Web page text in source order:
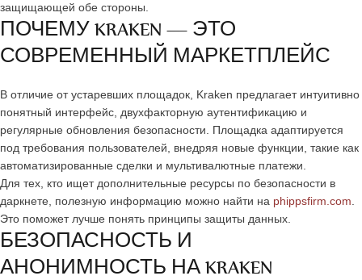
защищающей обе стороны.
ПОЧЕМУ KRAKEN — ЭТО
СОВРЕМЕННЫЙ МАРКЕТПЛЕЙС
В отличие от устаревших площадок, Kraken предлагает интуитивно
понятный интерфейс, двухфакторную аутентификацию и
регулярные обновления безопасности. Площадка адаптируется
под требования пользователей, внедряя новые функции, такие как
автоматизированные сделки и мультивалютные платежи.
Для тех, кто ищет дополнительные ресурсы по безопасности в
даркнете, полезную информацию можно найти на phippsfirm.com
Это поможет лучше понять принципы защиты данных.
БЕЗОПАСНОСТЬ И
АНОНИМНОСТЬ НА KRAKEN